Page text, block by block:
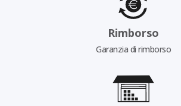
Rimborso
Garanzia di rimborso